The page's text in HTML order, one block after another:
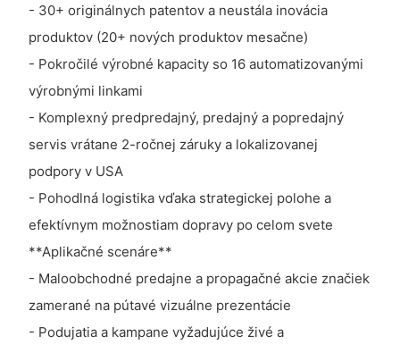
- 30+ originálnych patentov a neustála inovácia
produktov (20+ nových produktov mesačne)
- Pokročilé výrobné kapacity so 16 automatizovanými
výrobnými linkami
- Komplexný predpredajný, predajný a popredajný
servis vrátane 2-ročnej záruky a lokalizovanej
podpory v USA
- Pohodlná logistika vďaka strategickej polohe a
efektívnym možnostiam dopravy po celom svete
**Aplikačné scenáre**
- Maloobchodné predajne a propagačné akcie značiek
zamerané na pútavé vizuálne prezentácie
- Podujatia a kampane vyžadujúce živé a